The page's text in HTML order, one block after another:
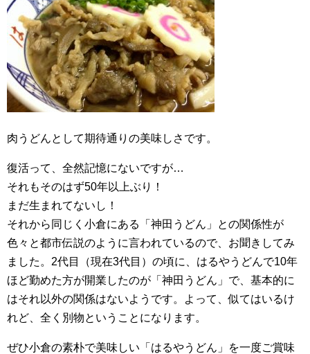
肉うどんとして期待通りの美味しさです。
復活って、全然記憶にないですが…
それもそのはず50年以上ぶり！
まだ生まれてないし！
それから同じく小倉にある「神田うどん」との関係性が
色々と都市伝説のように言われているので、お聞きしてみ
ました。2代目（現在3代目）の頃に、はるやうどんで10年
ほど勤めた方が開業したのが「神田うどん」で、基本的に
はそれ以外の関係はないようです。よって、似てはいるけ
れど、全く別物ということになります。
ぜひ小倉の素朴で美味しい「はるやうどん」を一度ご賞味